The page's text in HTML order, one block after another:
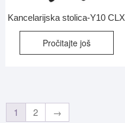
Kancelarijska stolica-Y10 CLX
Pročitajte još
1 2 →